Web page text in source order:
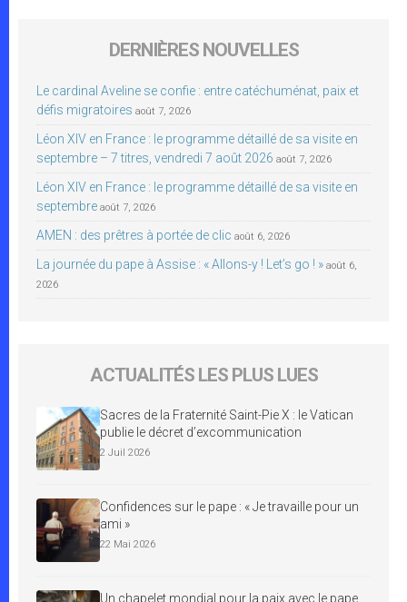
DERNIÈRES NOUVELLES
Le cardinal Aveline se confie : entre catéchuménat, paix et
défis migratoires août 7, 2026
Léon XIV en France : le programme détaillé de sa visite en
septembre – 7 titres, vendredi 7 août 2026 août 7, 2026
Léon XIV en France : le programme détaillé de sa visite en
septembre août 7, 2026
AMEN : des prêtres à portée de clic août 6, 2026
La journée du pape à Assise : « Allons-y ! Let’s go ! » août 6,
2026
ACTUALITÉS LES PLUS LUES
Sacres de la Fraternité Saint-Pie X : le Vatican
publie le décret d’excommunication
2 Juil 2026
Confidences sur le pape : « Je travaille pour un
ami »
22 Mai 2026
Un chapelet mondial pour la paix avec le pape